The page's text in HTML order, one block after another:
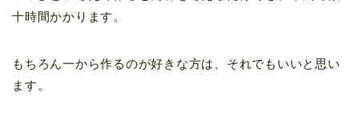
十時間かかります。
もちろん一から作るのが好きな方は、それでもいいと思い
ます。